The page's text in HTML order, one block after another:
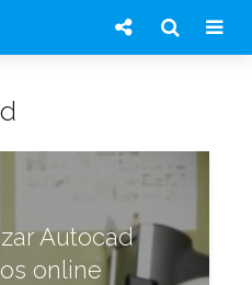
Autocad
online